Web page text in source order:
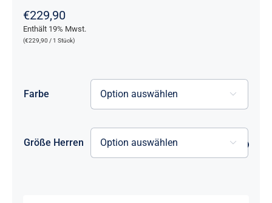
€229,90
Enthält 19% Mwst.
(€229,90 / 1 Stück)
Farbe 
Größe Herren 